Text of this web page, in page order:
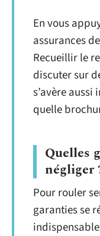
En vous
assurances
Recueillir le
discuter sur
s’avère
quelle
Quelles
négliger
Pour rouler
garanties se